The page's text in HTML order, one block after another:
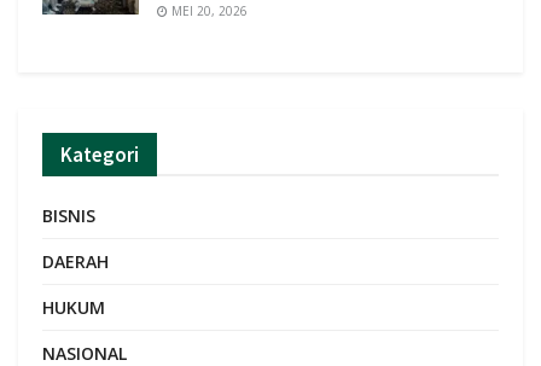
MEI 20, 2026
Kategori
BISNIS
DAERAH
HUKUM
NASIONAL